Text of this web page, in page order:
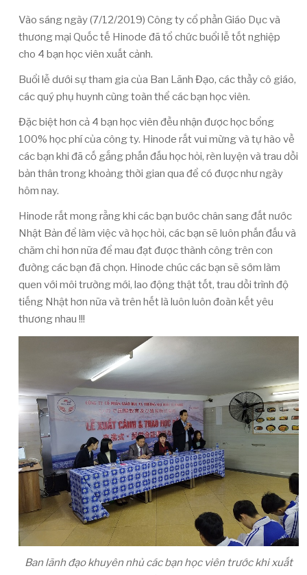
Vào sáng ngày (7/12/2019) Công ty cổ phần Giáo Dục và
thương mại Quốc tế Hinode đã tổ chức buổi lễ tốt nghiệp
cho 4 bạn học viên xuất cảnh.
Buổi lễ dưới sự tham gia của Ban Lãnh Đạo, các thầy cô giáo,
các quý phụ huynh cùng toàn thể các bạn học viên.
Đặc biệt hơn cả 4 bạn học viên đều nhận được học bổng
100% học phí của công ty. Hinode rất vui mừng và tự hào về
các bạn khi đã cố gắng phấn đấu học hỏi, rèn luyện và trau dồi
bản thân trong khoảng thời gian qua để có được như ngày
hôm nay.
Hinode rất mong rằng khi các bạn bước chân sang đất nước
Nhật Bản để làm việc và học hỏi, các bạn sẽ luôn phấn đấu và
chăm chỉ hơn nữa để mau đạt được thành công trên con
đường các bạn đã chọn. Hinode chúc các bạn sẽ sớm làm
quen với môi trường mới, lao động thật tốt, trau dồi trình độ
tiếng Nhật hơn nữa và trên hết là luôn luôn đoàn kết yêu
thương nhau !!!
Ban lãnh đạo khuyên nhủ các bạn học viên trước khi xuất